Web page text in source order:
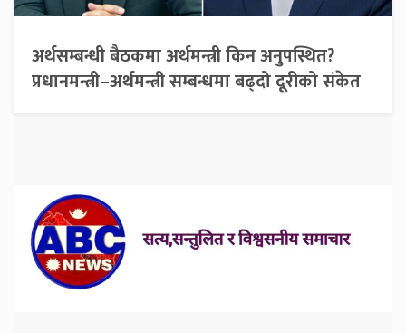
अर्थसम्बन्धी बैठकमा अर्थमन्त्री किन अनुपस्थित?
प्रधानमन्त्री–अर्थमन्त्री सम्बन्धमा बढ्दो दूरीको संकेत